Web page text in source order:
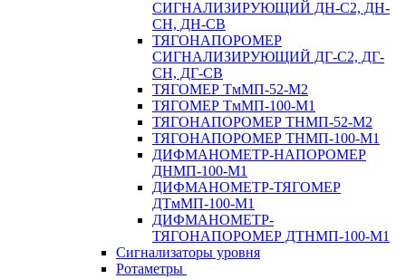
СИГНАЛИЗИРУЮЩИЙ ДН-С2, ДН-
СН, ДН-СВ
ТЯГОНАПОРОМЕР
СИГНАЛИЗИРУЮЩИЙ ДГ-С2, ДГ-
СН, ДГ-СВ
ТЯГОМЕР ТмМП-52-М2
ТЯГОМЕР ТмМП-100-М1
ТЯГОНАПОРОМЕР ТНМП-52-М2
ТЯГОНАПОРОМЕР ТНМП-100-М1
ДИФМАНОМЕТР-НАПОРОМЕР
ДНМП-100-М1
ДИФМАНОМЕТР-ТЯГОМЕР
ДТмМП-100-М1
ДИФМАНОМЕТР-
ТЯГОНАПОРОМЕР ДТНМП-100-М1
Сигнализаторы уровня
Ротаметры